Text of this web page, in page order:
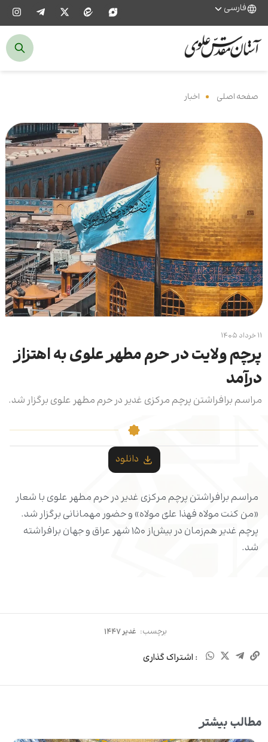
فارسی
صفحه اصلی اخبار
۱۱ خرداد ۱۴۰۵
پرچم ولایت در حرم مطهر علوی به اهتزاز
درآمد
مراسم برافراشتن پرچم مرکزی غدیر در حرم مطهر علوی برگزار شد.
دانلود
مراسم برافراشتن پرچم مرکزی غدیر در حرم مطهر علوی با شعار
«من کنت مولاه فهذا علیٌ مولاه» و حضور مهمانانی برگزار شد.
پرچم غدیر هم‌زمان در بیش‌از ۱۵۰ شهر عراق و جهان برافراشته
شد.
برچسب: غدیر ۱۴۴۷
: اشتراک گذاری
مطالب بیشتر